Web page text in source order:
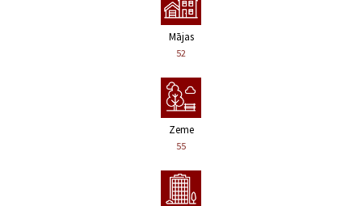
Mājas
52
Zeme
55